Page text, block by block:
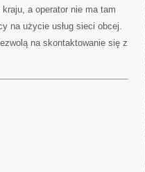
a operator nie ma tam
na użycie usług sieci obcej.
na skontaktowanie się z